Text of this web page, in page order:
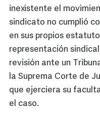
inexistente el
sindicato no cumplió
en sus propios
representación
revisión ante un
la Suprema Corte de
que ejerciera su
el caso.